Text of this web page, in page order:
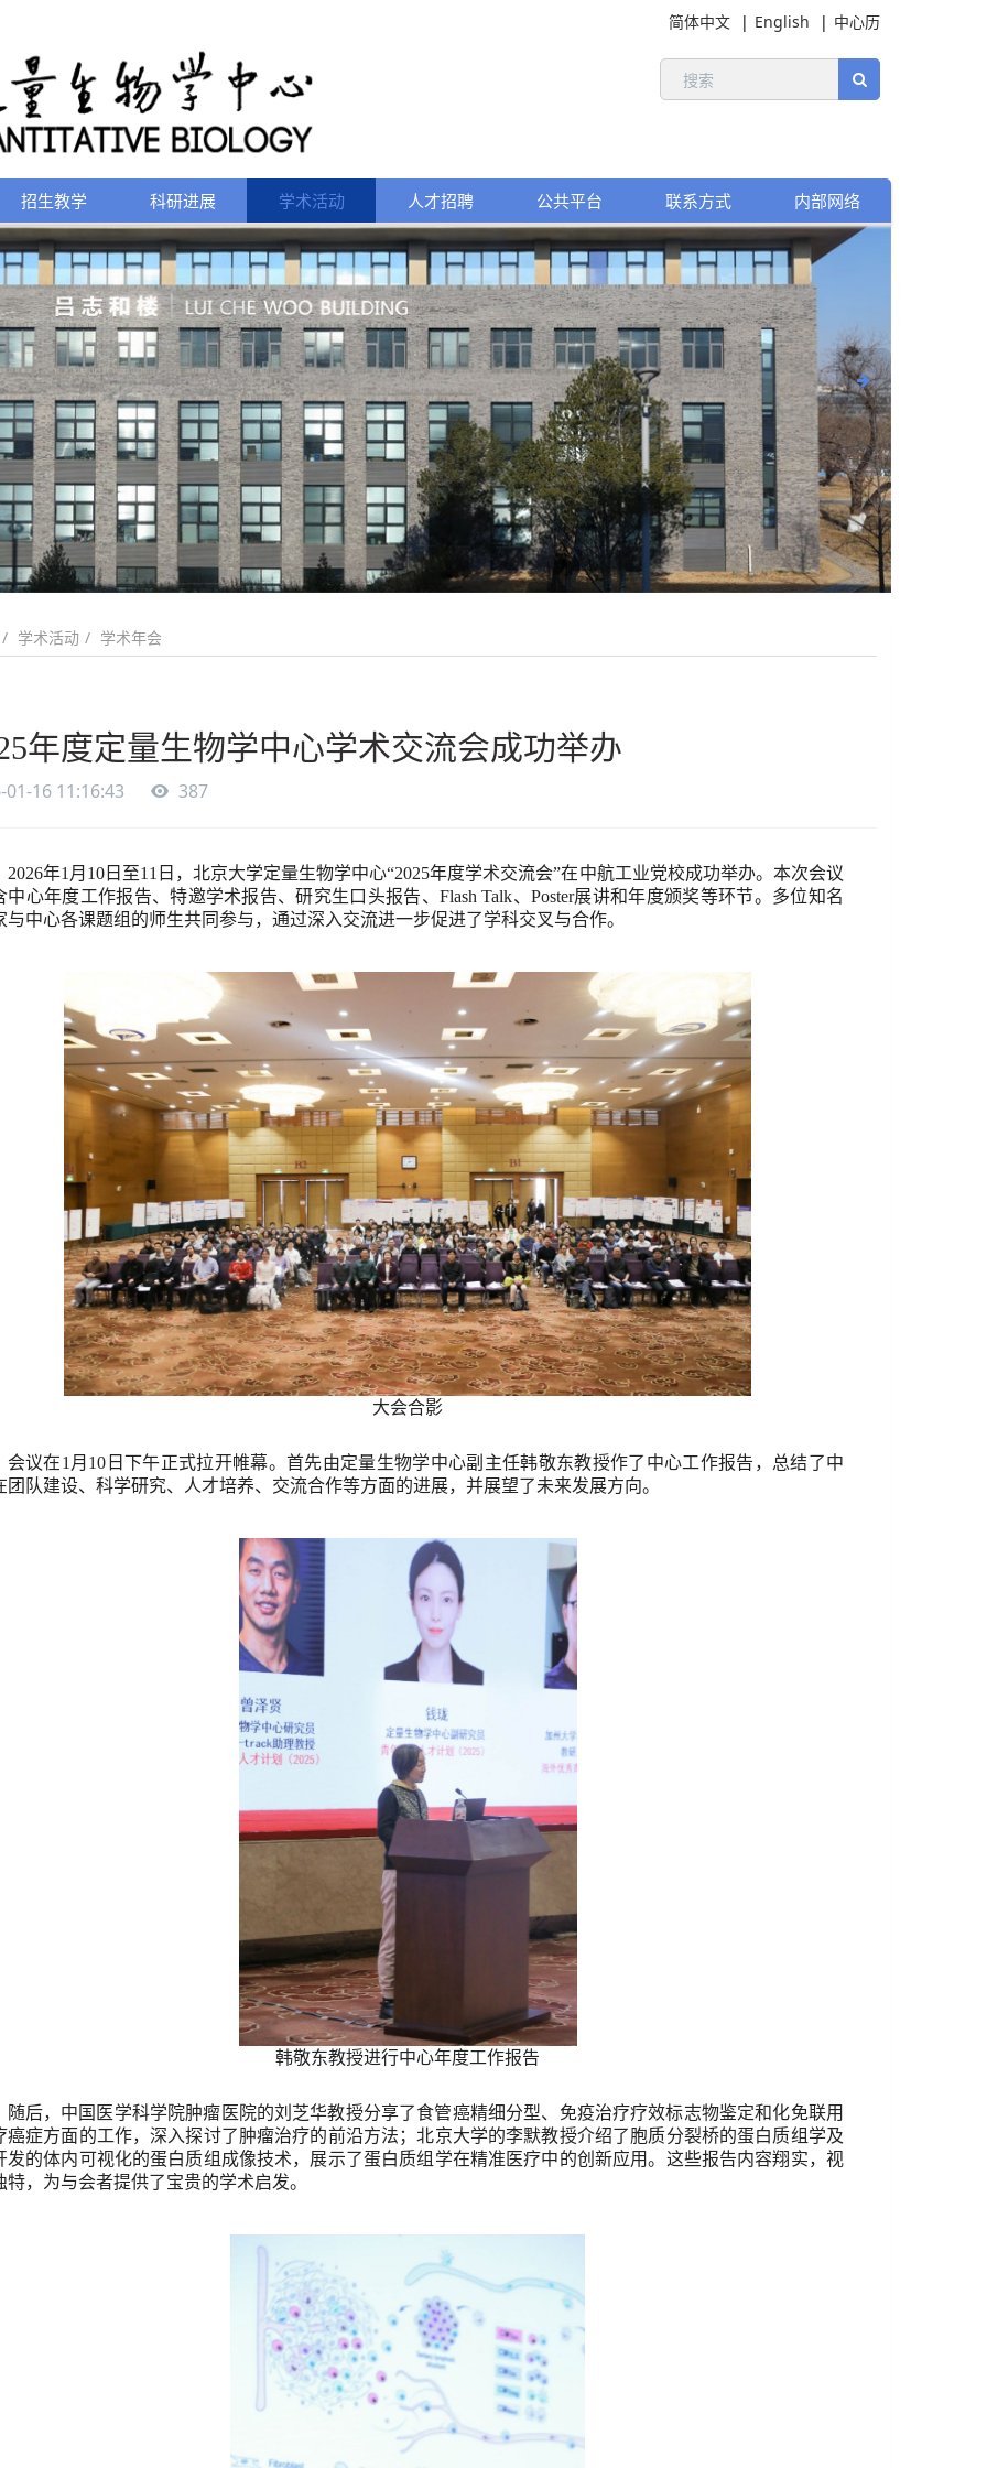
简体中文 English 中心历
招生教学 科研进展 学术活动 人才招聘 公共平台 联系方式 内部网络
学术活动 学术年会
年度定量生物学中心学术交流会成功举办
01-16 11:16:43 387
2026年1月 10日至11 日，北京大学定量生物学中心“2025年度学术交流会”在中航工业党校成功举办。本次会议
中心年度工作报告、特邀学术报告、研究生口头报告、Flash Talk、Poster展讲和年度颁奖等环节。多位知名
与中心各课题组的师生共同参与，通过深入交流进一步促进了学科交叉与合作。
大会合影
会议在1 月 10 日下午正式拉开帷幕。首先由定量生物学中心副主任韩敬东教授作了中心工作报告，总结了中
团队建设、科学研究、人才培养、交流合作等方面的进展，并展望了未来发展方向。
韩敬东教授进行中心年度工作报告
随后，中国医学科学院肿瘤医院的刘芝华教授分享了食管癌精细分型、免疫治疗疗效标志物鉴定和化免联用
癌症方面的工作，深入探讨了肿瘤治疗的前沿方法；北京大学的李默教授介绍了胞质分裂桥的蛋白质组学及
发的体内可视化的蛋白质组成像技术，展示了蛋白质组学在精准医疗中的创新应用。这些报告内容翔实，视
特，为与会者提供了宝贵的学术启发。